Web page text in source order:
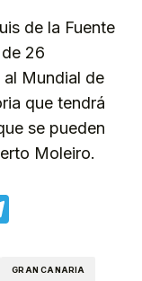
de la Fuente
26
Mundial de
que tendrá
se pueden
Moleiro.
GRAN CANARIA